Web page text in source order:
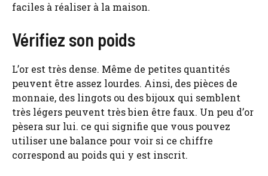
faciles à réaliser à la maison.
Vérifiez son poids
L’or est très dense. Même de petites quantités
peuvent être assez lourdes. Ainsi, des pièces de
monnaie, des lingots ou des bijoux qui semblent
très légers peuvent très bien être faux. Un peu d’or
pèsera sur lui. ce qui signifie que vous pouvez
utiliser une balance pour voir si ce chiffre
correspond au poids qui y est inscrit.